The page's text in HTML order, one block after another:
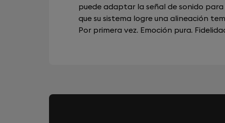
puede adaptar la señal de sonido para
que su sistema logre una alineación
Por primera vez. Emoción pura.